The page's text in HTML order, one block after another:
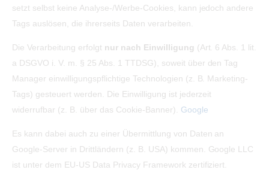
setzt selbst keine Analyse-/Werbe-Cookies, kann jedoch andere
Tags auslösen, die ihrerseits Daten verarbeiten.
Die Verarbeitung erfolgt nur nach Einwilligung (Art. 6 Abs. 1 lit.
a DSGVO i. V. m. § 25 Abs. 1 TTDSG), soweit über den Tag
Manager einwilligungspflichtige Technologien (z. B. Marketing-
Tags) gesteuert werden. Die Einwilligung ist jederzeit
widerrufbar (z. B. über das Cookie-Banner). Google
Es kann dabei auch zu einer Übermittlung von Daten an
Google-Server in Drittländern (z. B. USA) kommen. Google LLC
ist unter dem EU-US Data Privacy Framework zertifiziert.